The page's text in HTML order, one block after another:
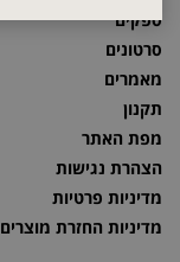
ספקים
סרטונים
מאמרים
תקנון
מפת האתר
הצהרת נגישות
מדיניות פרטיות
מדיניות החזרת מוצרים